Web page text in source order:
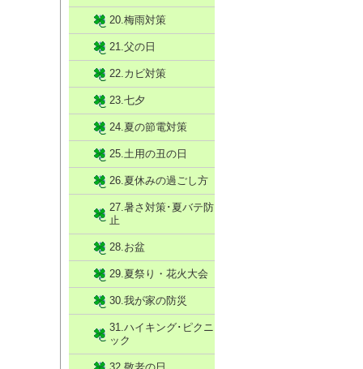
20.梅雨対策
21.父の日
22.カビ対策
23.七夕
24.夏の節電対策
25.土用の丑の日
26.夏休みの過ごし方
27.暑さ対策･夏バテ防
止
28.お盆
29.夏祭り・花火大会
30.我が家の防災
31.ハイキング･ピクニ
ック
32.敬老の日